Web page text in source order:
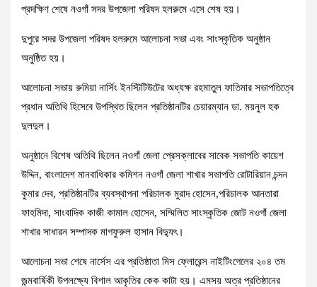
প্রদক্ষিণ শেষে নওগাঁ সদর উপজেলা পরিষদ হলরুমে এসে শেষ হয়।
দুপুরে সদর উপজেলা পরিষদ হলরুমে আলোচনা সভা এবং সাংস্কৃতিক অনুষ্ঠান
অনুষ্ঠিত হয়।
আলোচনা সভায় রুমিয়া নার্সিং ইনস্টিটিউটের অধ্যক্ষ রহমাতুল ফাতিমার সভাপতিত্বে
প্রধান অতিথি হিসেবে উপস্থিত ছিলেন প্রতিষ্ঠানটির চেয়ারম্যান ডা. ময়নুল হক
দুলদুল।
অনুষ্ঠানে বিশেষ অতিথি ছিলেন নওগাঁ জেলা প্রেসক্লাবের সাবেক সভাপতি কায়েশ
উদ্দিন, বাংলাদেশ মানবাধিকার কমিশন নওগাঁ জেলা শাখার সভাপতি রোটারিয়ান চন্দন
কুমার দেব, প্রতিষ্ঠানটির ব্যবস্থাপনা পরিচালক মুরাদ হোসেন,পরিচালক আনতারা
ফাহমিদা, সাংবাদিক কাজী কামাল হোসেন, সম্মিলিত সাংস্কৃতিক জোট নওগাঁ জেলা
শাখার সাধারন সম্পাদক মাগফুরুল হাসান বিদ্যুৎ।
আলোচনা সভা শেষে নার্সেস এর প্রতিষ্ঠাতা মিস ফ্লোরেন্স নাইটিংগেলের ২০৪ তম
জন্মবার্ষিকী উপলক্ষ্যে বিশাল আকৃতির কেক কাটা হয়। এমসয় অত্র প্রতিষ্ঠানের